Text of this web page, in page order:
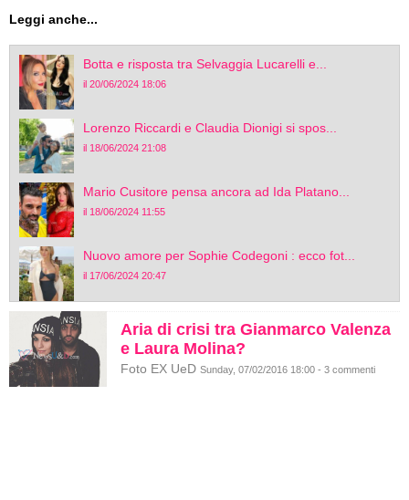
Leggi anche...
Botta e risposta tra Selvaggia Lucarelli e...
il 20/06/2024 18:06
Lorenzo Riccardi e Claudia Dionigi si spos...
il 18/06/2024 21:08
Mario Cusitore pensa ancora ad Ida Platano...
il 18/06/2024 11:55
Nuovo amore per Sophie Codegoni : ecco fot...
il 17/06/2024 20:47
Aria di crisi tra Gianmarco Valenza
e Laura Molina?
Foto EX UeD Sunday, 07/02/2016 18:00 - 3 commenti